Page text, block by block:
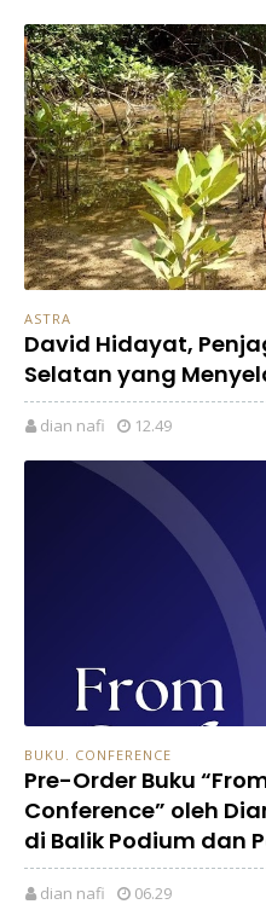
ASTRA
David Hidayat,
Selatan yang
dian nafi 12.49
BUKU. CONFERENCE
Pre-Order Buku
Conference” oleh
di Balik Podium dan
dian nafi 06.29